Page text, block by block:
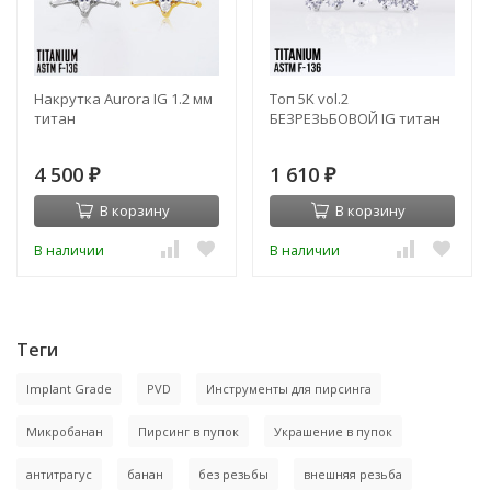
Накрутка Aurora IG 1.2 мм
титан
4 500 ₽
В корзину
В наличии
Топ 5K vol.2
БЕЗРЕЗЬБОВОЙ IG титан
1 610 ₽
В корзину
В наличии
Теги
Implant Grade PVD Инструменты для пирсинга
Микробанан Пирсинг в пупок Украшение в пупок
антитрагус банан без резьбы внешняя резьба